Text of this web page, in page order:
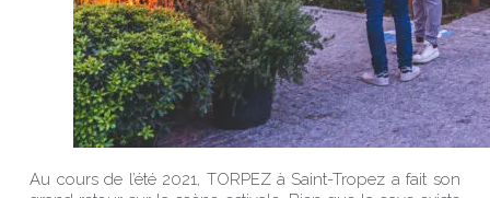
Au cours de l’été 2021, TORPEZ à Saint-Tropez a fait son